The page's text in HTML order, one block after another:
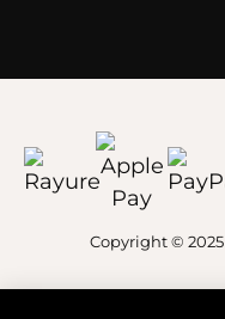
Copyright © 2025